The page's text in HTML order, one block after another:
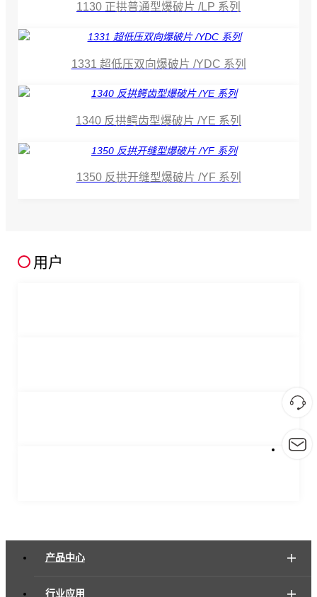
1130 正拱普通型爆破片 /LP 系列
1331 超低压双向爆破片 /YDC 系列
1340 反拱鳄齿型爆破片 /YE 系列
1350 反拱开缝型爆破片 /YF 系列
用户
产品中心
行业应用